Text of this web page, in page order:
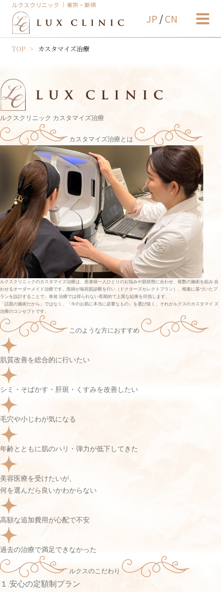
ルクスクリニック ｜東京・新宿
JP /CN
TOP カスタマイズ治療
ルクスクリニック カスタマイズ治療
カスタマイズ治療とは
ルクスクリニックのカスタマイズ治療は、患者様一人ひとりのお悩みや肌状態に合わせ、複数の施術を組み 合
わせるオーダーメイド治療です。医師が毎回肌診断を行い（ドクターズセレクトプラン）、根拠に基づいたプ
ランを設計することで、単発 治療では得られない長期的で上質な結果を目指します。
「話題の施術だから」ではなく、「今のお肌に本当に必要なもの」を選び抜く。それがルクスのカスタマイ ズ
治療のコンセプトです。
このような方におすすめ
肌質改善を総合的に行いたい
シミ・そばかす・肝斑・くすみを改善したい
毛穴や小じわが気になる
年齢とともに肌のハリ・弾力が低下してきた
美容医療を受けたいが、
何を選んだら良いかわからない
高額な追加費用が心配で不安
過去の治療で満足できなかった
ルクスのこだわり
１.安心の定額制プラン